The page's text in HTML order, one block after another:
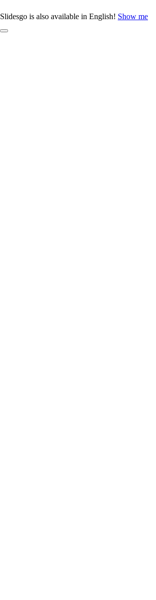
Slidesgo is also available in English! Show me